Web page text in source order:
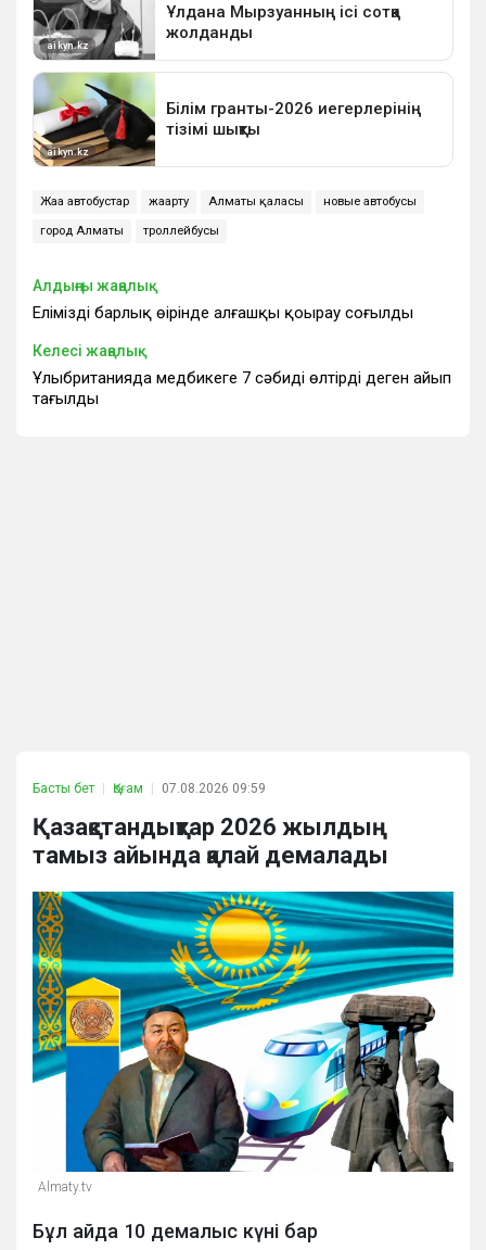
Жаңа автобустар жаңарту Алматы қаласы новые автобусы
город Алматы троллейбусы
Алдыңғы жаңалық
Еліміздің барлық өңірінде алғашқы қоңырау соғылды
Келесі жаңалық
Ұлыбританияда медбикеге 7 сәбиді өлтірді деген айып
тағылды
Басты бет Қоғам 07.08.2026 09:59
Қазақстандықтар 2026 жылдың
тамыз айында қалай демалады
Almaty.tv
Бұл айда 10 демалыс күні бар